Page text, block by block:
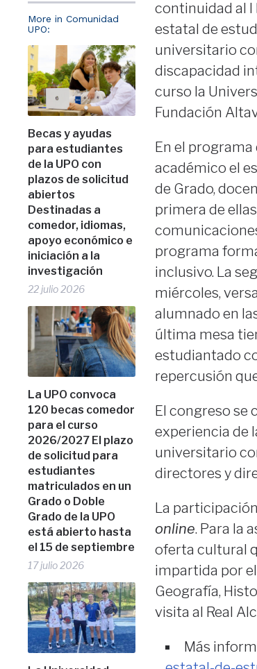
More in Comunidad
UPO:
Becas y ayudas
para estudiantes
de la UPO con
plazos de solicitud
abiertos
Destinadas a
comedor, idiomas,
apoyo económico e
iniciación a la
investigación
22 julio 2026
La UPO convoca
120 becas comedor
para el curso
2026/2027 El plazo
de solicitud para
estudiantes
matriculados en un
Grado o Doble
Grado de la UPO
está abierto hasta
el 15 de septiembre
17 julio 2026
continuidad al
estatal de
universitario
discapacidad
curso la
Fundación
En el
académico el
de Grado,
primera de
programa
inclusivo. La
miércoles,
alumnado en
última mesa
estudiantado
repercusión
El congreso se
experiencia de
universitario
directores y
La
online. Para la
oferta cultural
impartida por
Geografía,
visita al Real
Más